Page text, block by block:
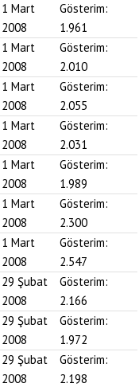
1 Mart
2008
Gösterim:
1.961
1 Mart
2008
Gösterim:
2.010
1 Mart
2008
Gösterim:
2.055
1 Mart
2008
Gösterim:
2.031
1 Mart
2008
Gösterim:
1.989
1 Mart
2008
Gösterim:
2.300
1 Mart
2008
Gösterim:
2.547
29 Şubat
2008
Gösterim:
2.166
29 Şubat
2008
Gösterim:
1.972
29 Şubat
2008
Gösterim:
2.198